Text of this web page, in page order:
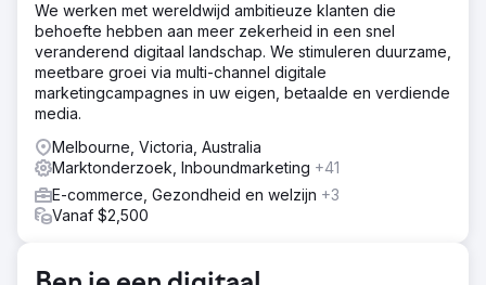
opgeleverd.
Resultaat
Uiteindelijk hebben we het budget met 50% verlaagd en
de omzet met 50% verhoogd. Het was een fantastisch
resultaat voor Backdrop Collective.
Naar bureaupagina
We werken met wereldwijd ambitieuze klanten die
behoefte hebben aan meer zekerheid in een snel
veranderend digitaal landschap. We stimuleren duurzame,
meetbare groei via multi-channel digitale
marketingcampagnes in uw eigen, betaalde en verdiende
media.
Melbourne, Victoria, Australia
Marktonderzoek, Inboundmarketing +41
E-commerce, Gezondheid en welzijn +3
Vanaf $2,500